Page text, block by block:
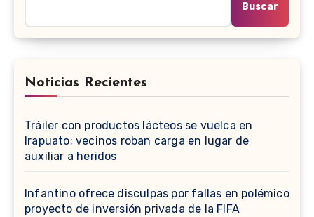
Buscar
Noticias Recientes
Tráiler con productos lácteos se vuelca en
Irapuato; vecinos roban carga en lugar de
auxiliar a heridos
Infantino ofrece disculpas por fallas en polémico
proyecto de inversión privada de la FIFA